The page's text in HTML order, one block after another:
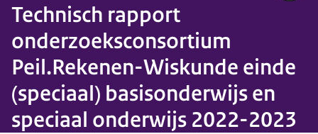
Technisch rapport
onderzoeksconsortium
Peil.Rekenen-Wiskunde einde
(speciaal) basisonderwijs en
speciaal onderwijs 2022-2023